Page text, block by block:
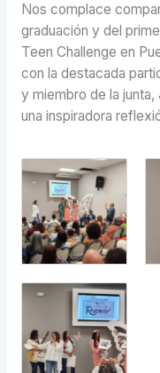
Nos complace
graduación y del
Teen Challenge en
con la destacada
y miembro de la
una inspiradora